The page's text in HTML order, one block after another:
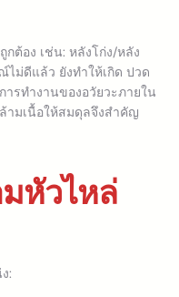
ต้อง เช่น: หลังโก่ง/หลัง
ม่ดีแล้ว ยังทำให้เกิด ปวด
รทำงานของอวัยวะภายใน
ามเนื้อให้สมดุลจึงสำคัญ
หัวไหล่
: